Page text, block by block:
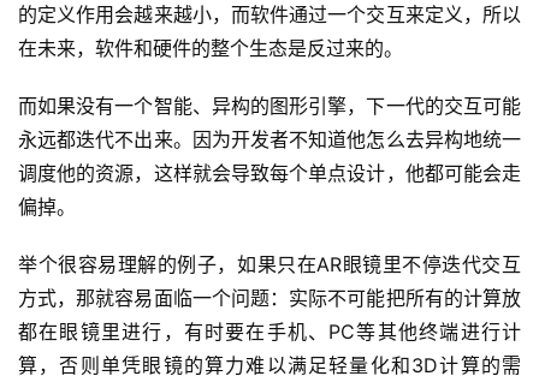
的定义作用会越来越小，而软件通过一个交互来定义，所以
在未来，软件和硬件的整个生态是反过来的。
而如果没有一个智能、异构的图形引擎，下一代的交互可能
永远都迭代不出来。因为开发者不知道他怎么去异构地统一
调度他的资源，这样就会导致每个单点设计，他都可能会走
偏掉。
举个很容易理解的例子，如果只在AR眼镜里不停迭代交互
方式，那就容易面临一个问题：实际不可能把所有的计算放
都在眼镜里进行，有时要在手机、PC等其他终端进行计
算，否则单凭眼镜的算力难以满足轻量化和3D计算的需